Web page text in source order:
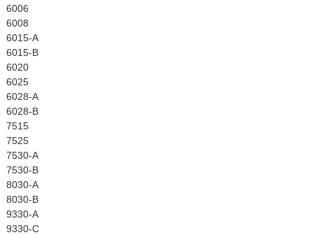
6006
6008
6015-A
6015-B
6020
6025
6028-A
6028-B
7515
7525
7530-A
7530-B
8030-A
8030-B
9330-A
9330-C